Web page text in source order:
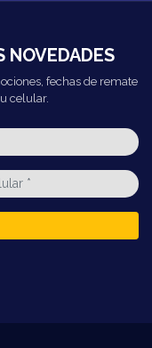
NOVEDADES
fechas de remate
celular.